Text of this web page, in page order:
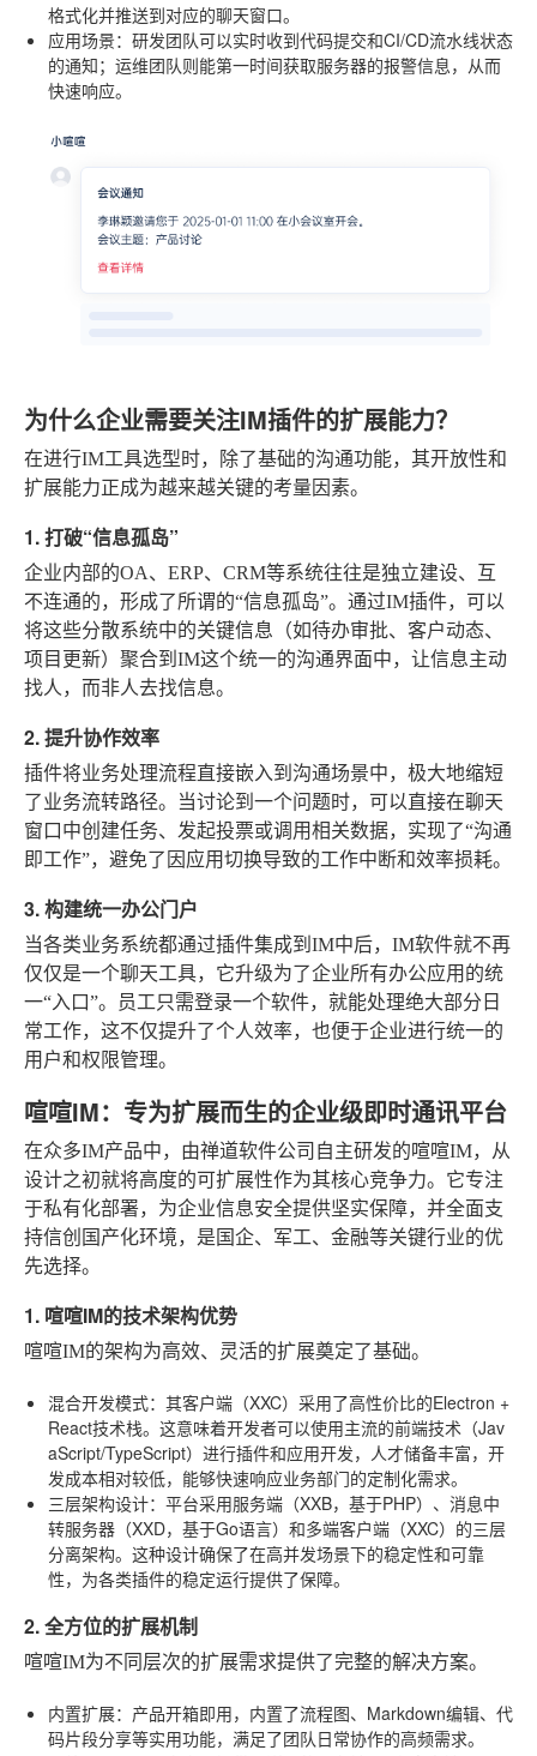
格式化并推送到对应的聊天窗口。
应用场景：研发团队可以实时收到代码提交和CI/CD流水线状态
的通知；运维团队则能第一时间获取服务器的报警信息，从而
快速响应。
为什么企业需要关注IM插件的扩展能力？
在进行IM工具选型时，除了基础的沟通功能，其开放性和
扩展能力正成为越来越关键的考量因素。
1. 打破“信息孤岛”
企业内部的OA、ERP、CRM等系统往往是独立建设、互
不连通的，形成了所谓的“信息孤岛”。通过IM插件，可以
将这些分散系统中的关键信息（如待办审批、客户动态、
项目更新）聚合到IM这个统一的沟通界面中，让信息主动
找人，而非人去找信息。
2. 提升协作效率
插件将业务处理流程直接嵌入到沟通场景中，极大地缩短
了业务流转路径。当讨论到一个问题时，可以直接在聊天
窗口中创建任务、发起投票或调用相关数据，实现了“沟通
即工作”，避免了因应用切换导致的工作中断和效率损耗。
3. 构建统一办公门户
当各类业务系统都通过插件集成到IM中后，IM软件就不再
仅仅是一个聊天工具，它升级为了企业所有办公应用的统
一“入口”。员工只需登录一个软件，就能处理绝大部分日
常工作，这不仅提升了个人效率，也便于企业进行统一的
用户和权限管理。
喧喧IM：专为扩展而生的企业级即时通讯平台
在众多IM产品中，由禅道软件公司自主研发的喧喧IM，从
设计之初就将高度的可扩展性作为其核心竞争力。它专注
于私有化部署，为企业信息安全提供坚实保障，并全面支
持信创国产化环境，是国企、军工、金融等关键行业的优
先选择。
1. 喧喧IM的技术架构优势
喧喧IM的架构为高效、灵活的扩展奠定了基础。
混合开发模式：其客户端（XXC）采用了高性价比的Electron +
React技术栈。这意味着开发者可以使用主流的前端技术（Jav
aScript/TypeScript）进行插件和应用开发，人才储备丰富，开
发成本相对较低，能够快速响应业务部门的定制化需求。
三层架构设计：平台采用服务端（XXB，基于PHP）、消息中
转服务器（XXD，基于Go语言）和多端客户端（XXC）的三层
分离架构。这种设计确保了在高并发场景下的稳定性和可靠
性，为各类插件的稳定运行提供了保障。
2. 全方位的扩展机制
喧喧IM为不同层次的扩展需求提供了完整的解决方案。
内置扩展：产品开箱即用，内置了流程图、Markdown编辑、代
码片段分享等实用功能，满足了团队日常协作的高频需求。